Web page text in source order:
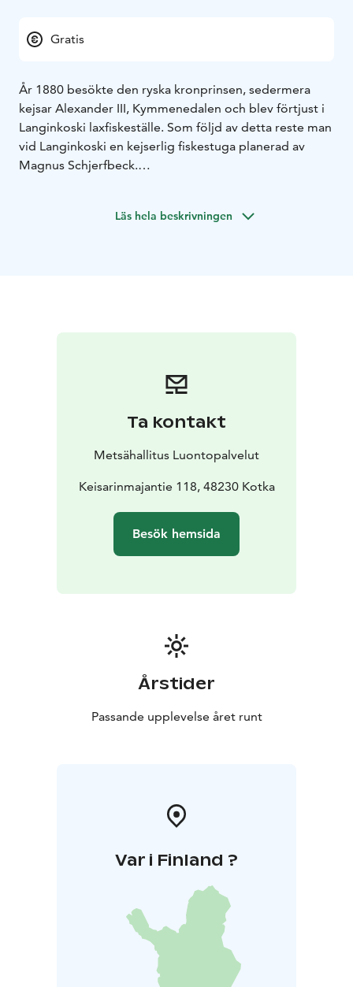
Gratis
År 1880 besökte den ryska kronprinsen, sedermera
kejsar Alexander III, Kymmenedalen och blev förtjust i
Langinkoski laxfiskeställe. Som följd av detta reste man
vid Langinkoski en kejserlig fiskestuga planerad av
Magnus Schjerfbeck.
hällmarkstallbestånd och på de nedre sluttningarna
rörelsehindrade lämpade sandbelagda, stora stigar.
Längs dessa huvudstigar kommer man bl.a. till forsen,
områdets södra del.
På området finns det ingen möjlighet för uppgörandet
av eld. Sommartid verkar två kafé på området. I den
renoverade vaktmästarbostaden invid ån finns
Langinkoski naturskyddsområde förvaltas av
Läs hela beskrivningen
Ta kontakt
Metsähallitus Luontopalvelut
Keisarinmajantie 118, 48230 Kotka
Besök hemsida
Årstider
Passande upplevelse året runt
Var i Finland ?